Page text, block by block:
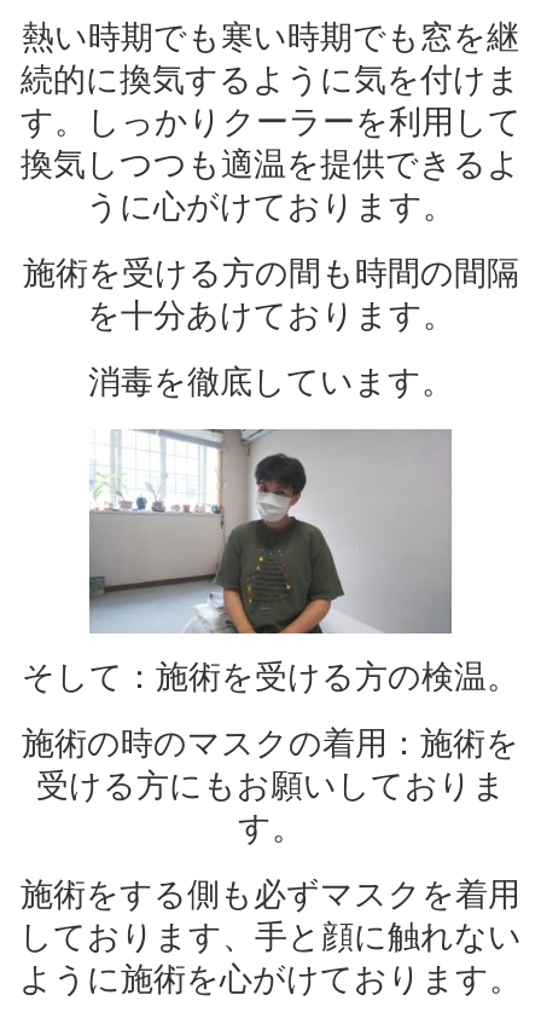
熱い時期でも寒い時期でも窓を継
続的に換気するように気を付けま
す。しっかりクーラーを利用して
換気しつつも適温を提供できるよ
うに心がけております。
施術を受ける方の間も時間の間隔
を十分あけております。
消毒を徹底しています。
そして：施術を受ける方の検温。
施術の時のマスクの着用：施術を
受ける方にもお願いしておりま
す。
施術をする側も必ずマスクを着用
しております、手と顔に触れない
ように施術を心がけております。